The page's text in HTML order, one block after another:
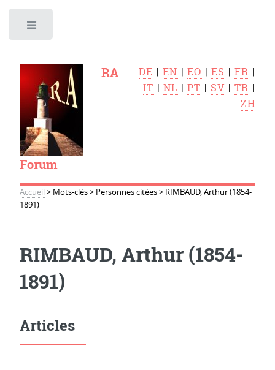
RA
Forum
DE |EN |EO |ES |FR |
IT |NL |PT | SV |TR |
ZH
Accueil > Mots-clés> Personnes citées> RIMBAUD, Arthur (1854-
1891)
RIMBAUD, Arthur (1854-
1891)
Articles